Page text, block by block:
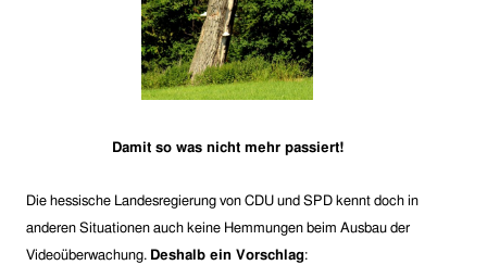
Damit so was nicht mehr passiert!
Die hessische Landesregierung von CDU und SPD kennt doch in
anderen Situationen auch keine Hemmungen beim Ausbau der
Videoüberwachung. Deshalb ein Vorschlag: